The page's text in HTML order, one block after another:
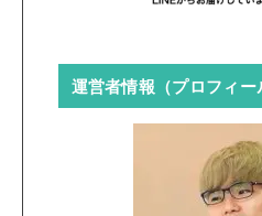
運営者情報（プロフィ